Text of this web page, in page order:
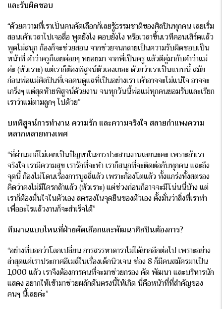
และรับผิดชอบ
“ด้วยความที่เราเป็นคนคัดเลือกก็เลยรู้ธรรมชาติของศิลปินทุกคน เลยเริ่ม
สอนเค้าเวลาไปเจอสื่อ พูดยังไง ตอบยังไง หรือเวลาขึ้นเวทีคอนเสิร์ตแล้ว
พูดไม่สนุก ก้องก็จะช่วยสอน จากช่วยจนกลายเป็นความรับผิดชอบเป็น
หน้าที่ คำว่าครูก็เลยค่อยๆ ทยอยมา จากพี่เป็นครู แล้วตีคู่มากับคำว่าแม่
ค่ะ (หัวเราะ) แต่เราก็ต้องพิสูจน์ตัวเองเยอะ ด้วยว่าเราเป็นแบบนี้ สมัย
ก่อนพ่อแม่ศิลปินที่เจอคนดูแลที่เป็นอย่างเรา เค้าอาจจะไม่แน่ใจ อาจจะ
เกร็งๆ แต่สุดท้ายพิสูจน์ด้วยงาน จนทุกวันนี้พ่อแม่ทุกคนยอมรับและเรียก
เราว่าแม่ตามลูกๆ ไปด้วย”
บทพิสูจน์การทำงาน ความรัก และความจริงใจ สลายกำแพงความ
หลากหลายทางเพศ
“ที่ผ่านมาก็ไม่เคยเป็นปัญหาในการประสานงานเลยนะคะ เพราะถ้าเรา
จริงใจ เรามีความสุข เรารักที่จะทำ เราก็สนุกที่จะติดต่อกับทุกคน และถึง
จุดนี้ ก้องไม่โดนเรื่องการบูลลี่แล้ว เพราะก้องโตแล้ว ทั้งแกร่งทั้งสตรอง
คิดว่าคงไม่มีใครกล้าแล้ว (หัวเราะ) แต่ช่วงก่อนก็อาจจะมีโน่นนี่บ้าง แต่
เราก็ต้องมั่นใจในตัวเอง สตรองในจุดยืนของตัวเอง ตั้งมั่นว่าสิ่งที่เราทำ
เพื่ออะไรแล้วงานก็จะสำเร็จได้”
ทีมงานแบบไหนที่ฝ่ายคัดเลือกและพัฒนาศิลปินต้องการ?
“อย่างที่บอกว่าโลกเปลี่ยน การสรรหาดาราไม่ได้ยากอีกต่อไป เพราะอย่าง
ล่าสุดแค่เราประกาศอีเมล์ในเรื่องเด็กนิวเจน ช่อง 8 ก็มีคนสมัครมาเป็น
1,000 แล้ว เราจึงต้องการคนที่จะมาช่วยกรอง คัด พัฒนา และบริหารนัก
แสดง อยากให้เข้ามาช่วยผลักดันตรงนี้ให้เกิด นี่คือหน้าที่ที่สำคัญของ
คนๆ นี้เลยค่ะ”